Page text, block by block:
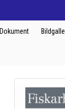
Dokument